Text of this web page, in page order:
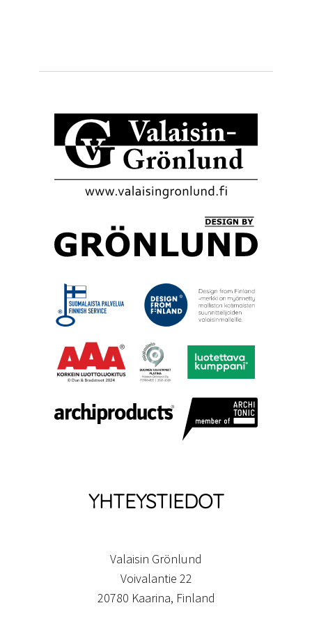
YHTEYSTIEDOT
Valaisin Grönlund
Voivalantie 22
20780 Kaarina, Finland